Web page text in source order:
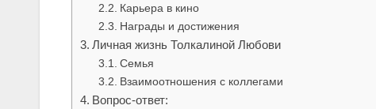
Карьера в кино
Награды и достижения
Личная жизнь Толкалиной Любови
Семья
Взаимоотношения с коллегами
Вопрос-ответ: